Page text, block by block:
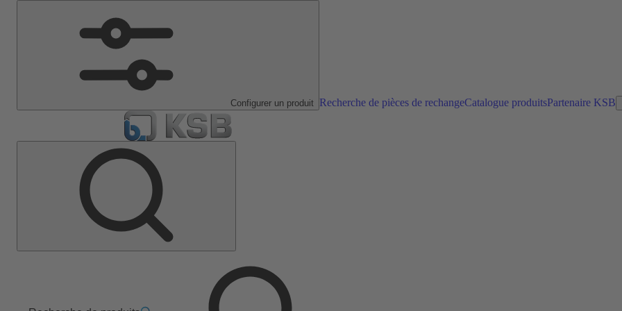
Configurer un produit Recherche de pièces de rechangeCatalogue produitsPartenaire KSB